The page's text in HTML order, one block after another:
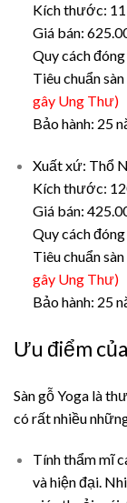
Kích thước:
Giá bán:
Quy cách
Tiêu chuẩn
gây Ung Thư)
Bảo hành: 25
Xuất xứ: Thổ
Kích thước:
Giá bán:
Quy cách
Tiêu chuẩn
gây Ung Thư)
Bảo hành: 25
Ưu điểm
Sàn gỗ Yoga là
có rất nhiều
Tính thẩm mĩ
và hiện đại.